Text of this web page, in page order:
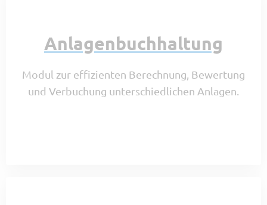
Anlagenbuchhaltung
Modul zur effizienten Berechnung, Bewertung
und Verbuchung unterschiedlichen Anlagen.